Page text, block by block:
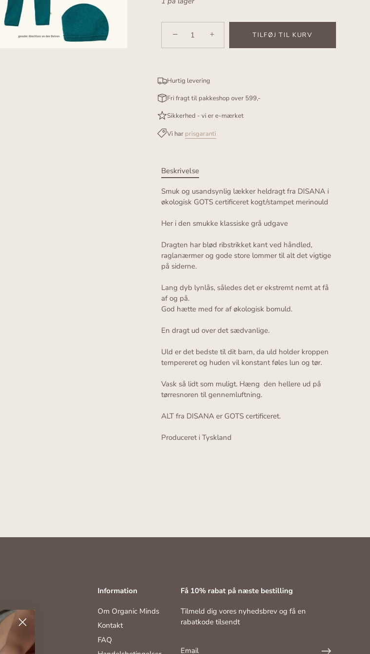
− + TILFØJ TIL KURV
Hurtig levering
Fri fragt til pakkeshop over 599,-
Sikkerhed - vi er e-mærket
Vi har prisgaranti
Beskrivelse
Smuk og usandsynlig lækker heldragt fra DISANA i
økologisk GOTS certificeret kogt/stampet merinould
Her i den smukke klassiske grå udgave
Dragten har blød ribstrikket kant ved håndled,
raglanærmer og gode store lommer til alt det vigtige
på siderne.
Lang dyb lynlås, således det er ekstremt nemt at få
af og på.
God hætte med for af økologisk bomuld.
En dragt ud over det sædvanlige.
Uld er det bedste til dit barn, da uld holder kroppen
tempereret og huden vil konstant føles lun og tør.
Vask så lidt som muligt. Hæng den hellere ud på
tørresnoren til gennemluftning.
ALT fra DISANA er GOTS certificeret.
Produceret i Tyskland
Information
Om Organic Minds
Kontakt
FAQ
Få 10% rabat på næste bestilling
Tilmeld dig vores nyhedsbrev og få en
rabatkode tilsendt